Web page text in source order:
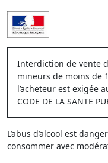
Interdiction de vente
mineurs de moins de
l’acheteur est exigée
CODE DE LA SANTE
L’abus d’alcool est
consommer avec